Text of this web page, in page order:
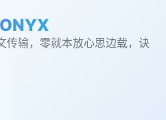
传输，零就本放心思边载，诀